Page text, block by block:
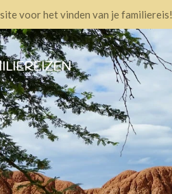
voor het vinden van je familiereis!